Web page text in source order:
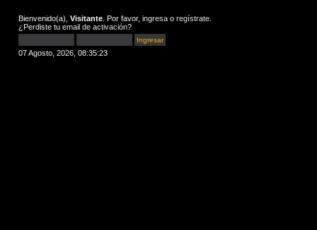
Bienvenido(a), Visitante . Por favor, ingresa o regístrate
¿Perdiste tu email de activación?
07 Agosto, 2026, 08:35:23